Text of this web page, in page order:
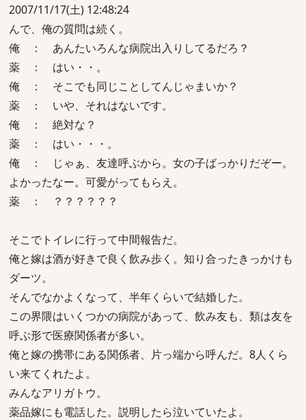
2007/11/17(土) 12:48:24
んで、俺の質問は続く。
俺 ： あんたいろんな病院出入りしてるだろ？
薬 ： はい・・。
俺 ： そこでも同じことしてんじゃまいか？
薬 ： いや、それはないです。
俺 ： 絶対な？
薬 ： はい・・・。
俺 ： じゃぁ、友達呼ぶから。女の子ばっかりだぞー。
よかったなー。可愛がってもらえ。
薬 ： ？？？？？？
そこでトイレに行って中間報告だ。
俺と嫁は酒が好きで良く飲み歩く。知り合ったきっかけも
ダーツ。
そんでなかよくなって、半年くらいで結婚した。
この界隈はいくつかの病院があって、飲み友も、類は友を
呼ぶ形で医療関係者が多い。
俺と嫁の携帯にある関係者、片っ端から呼んだ。8人くら
い来てくれたよ。
みんなアリガトウ。
薬品嫁にも電話した。説明したら泣いていたよ。